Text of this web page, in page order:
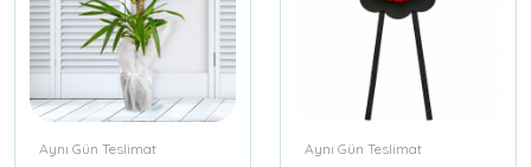
Aynı Gün Teslimat Aynı Gün Teslimat